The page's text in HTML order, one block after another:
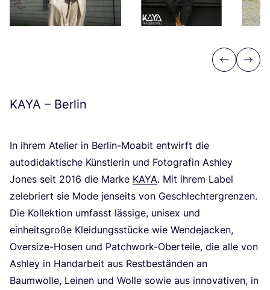
Previous
Next
KAYA – Berlin
In ihrem Ate­lier in Ber­lin-Moa­bit ent­wirft die
auto­di­dak­ti­sche Künst­le­rin und Foto­gra­fin Ash­ley
Jones seit 2016 die Mar­ke KAYA. Mit ihrem Label
zele­briert sie Mode jen­seits von Geschlech­ter­gren­zen.
Die Kol­lek­ti­on umfasst läs­si­ge, uni­sex und
ein­heits­gro­ße Klei­dungs­stü­cke wie Wen­de­ja­cken,
Over­si­ze-Hosen und Patch­work-Ober­tei­le, die alle von
Ash­ley in Hand­ar­beit aus Rest­be­stän­den an
Baum­wol­le, Lei­nen und Wol­le sowie aus inno­va­ti­ven, in